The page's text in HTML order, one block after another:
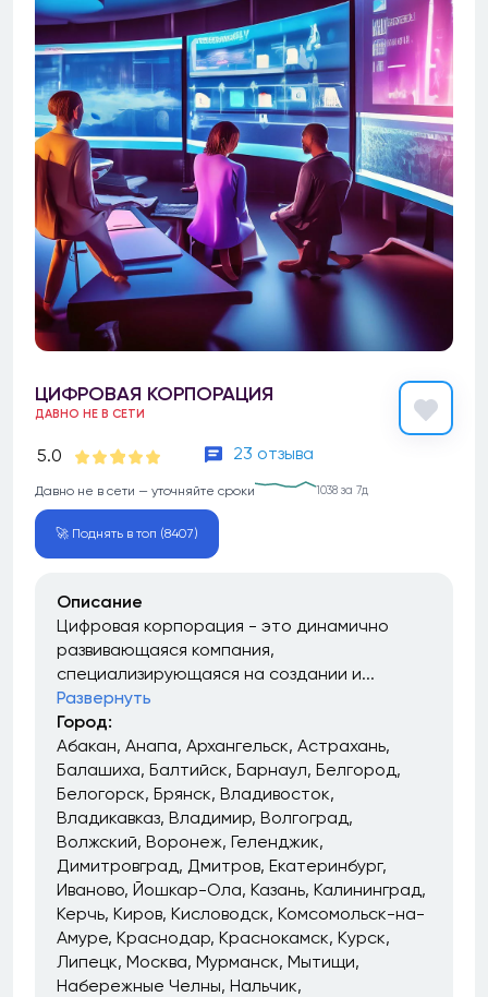
ЦИФРОВАЯ КОРПОРАЦИЯ
ДАВНО НЕ В СЕТИ
5.0 23 отзыва
Давно не в сети — уточняйте сроки 1038 за 7д
🚀 Поднять в топ (8407)
Описание
Цифровая корпорация - это динамично
развивающаяся компания,
специализирующаяся на создании и...
Развернуть
Город:
Абакан Анапа Архангельск Астрахань
Балашиха Балтийск Барнаул Белгород
Белогорск Брянск Владивосток
Владикавказ Владимир Волгоград
Волжский Воронеж Геленджик
Димитровград Дмитров Екатеринбург
Иваново Йошкар-Ола Казань Калининград
Керчь Киров Кисловодск Комсомольск-на-
Амуре Краснодар Краснокамск Курск
Липецк Москва Мурманск Мытищи
Набережные Челны Нальчик